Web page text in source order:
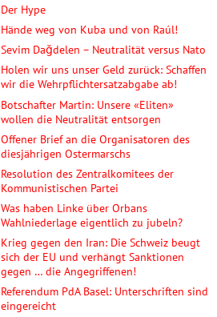
Der Hype
Hände weg von Kuba und von Raúl!
Sevim Dağdelen – Neutralität versus Nato
Holen wir uns unser Geld zurück: Schaffen
wir die Wehrpflichtersatzabgabe ab!
Botschafter Martin: Unsere «Eliten»
wollen die Neutralität entsorgen
Offener Brief an die Organisatoren des
diesjährigen Ostermarschs
Resolution des Zentralkomitees der
Kommunistischen Partei
Was haben Linke über Orbans
Wahlniederlage eigentlich zu jubeln?
Krieg gegen den Iran: Die Schweiz beugt
sich der EU und verhängt Sanktionen
gegen … die Angegriffenen!
Referendum PdA Basel: Unterschriften sind
eingereicht